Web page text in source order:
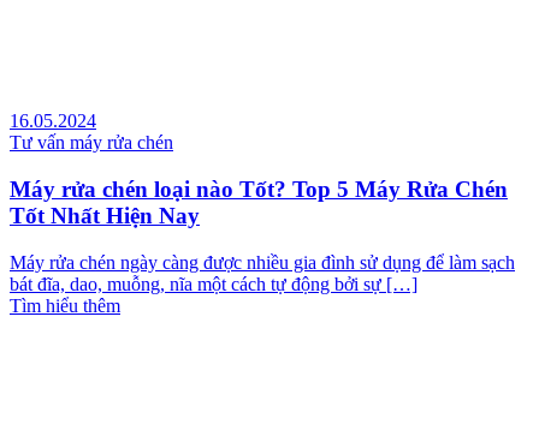
16.05.2024
Tư vấn máy rửa chén
Máy rửa chén loại nào Tốt? Top 5 Máy Rửa Chén
Tốt Nhất Hiện Nay
Máy rửa chén ngày càng được nhiều gia đình sử dụng để làm sạch
bát đĩa, dao, muỗng, nĩa một cách tự động bởi sự […]
Tìm hiểu thêm